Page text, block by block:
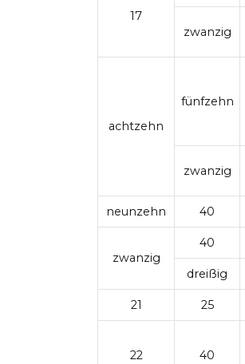
17
zwanzig
achtzehn
fünfzehn
zwanzig
neunzehn 40
zwanzig
40
dreißig
21 25
22 40